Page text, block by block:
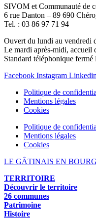
SIVOM et Communauté de
6 rue Danton – 89 690
Tel. : 03 86 97 71 94
Ouvert du lundi au vendredi
Le mardi après-midi, accueil
Standard téléphonique
Facebook Instagram Linkedin
Politique de
Mentions légales
Cookies
Politique de
Mentions légales
Cookies
LE GÂTINAIS EN
TERRITOIRE
Découvrir le territoire
26 communes
Patrimoine
Histoire